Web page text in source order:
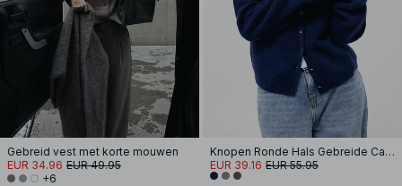
Gebreid vest met korte mouwen
EUR 34.96 EUR 49.95
+6
Knopen Ronde Hals Gebreide Cardigan
EUR 39.16 EUR 55.95